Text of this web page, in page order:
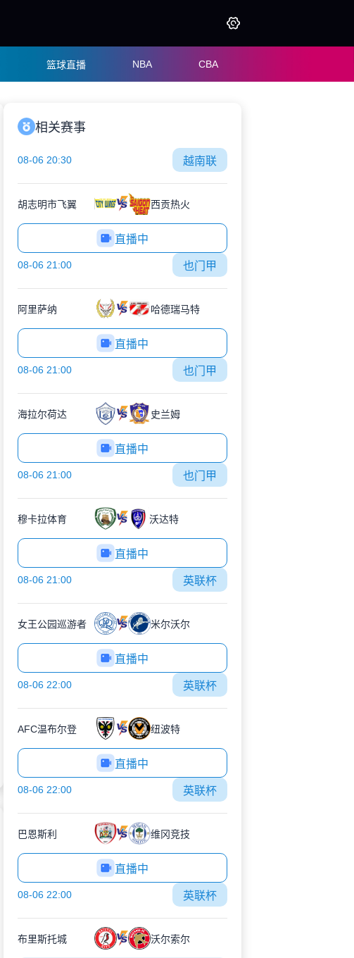
篮球直播 NBA CBA
相关赛事
08-06 20:30 越南联
胡志明市飞翼 西贡热火
直播中
08-06 21:00 也门甲
阿里萨纳 哈德瑞马特
直播中
08-06 21:00 也门甲
海拉尔荷达 史兰姆
直播中
08-06 21:00 也门甲
穆卡拉体育 沃达特
直播中
08-06 21:00 英联杯
女王公园巡游者 米尔沃尔
直播中
08-06 22:00 英联杯
AFC温布尔登 纽波特
直播中
08-06 22:00 英联杯
巴恩斯利 维冈竞技
直播中
08-06 22:00 英联杯
布里斯托城 沃尔索尔